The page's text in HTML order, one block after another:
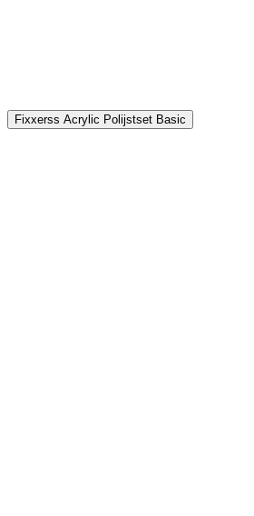
Fixxerss Acrylic Polijstset Basic